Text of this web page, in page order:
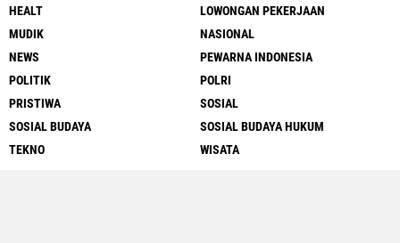
HEALT
LOWONGAN PEKERJAAN
MUDIK
NASIONAL
NEWS
PEWARNA INDONESIA
POLITIK
POLRI
PRISTIWA
SOSIAL
SOSIAL BUDAYA
SOSIAL BUDAYA HUKUM
TEKNO
WISATA